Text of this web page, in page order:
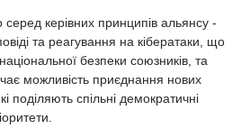
керівних принципів альянсу -
та реагування на кібератаки, що
безпеки союзників, та
можливість приєднання нових
поділяють спільні демократичні